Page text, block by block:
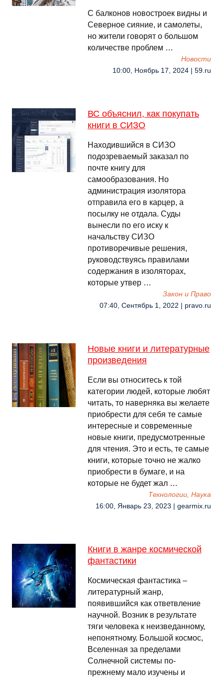
С балконов новостроек видны и
Северное сияние, и самолеты,
но жители говорят о большом
количестве проблем …
Новости
10:00, Ноябрь 17, 2024 | 59.ru
ВС объяснил, как покупать
книги в СИЗО
Находившийся в СИЗО
подозреваемый заказал по
почте книгу для
самообразования. Но
администрация изолятора
отправила его в карцер, а
посылку не отдала. Суды
вынесли по его иску к
начальству СИЗО
противоречивые решения,
руководствуясь правилами
содержания в изоляторах,
которые утвер …
Закон и Право
07:40, Сентябрь 1, 2022 | pravo.ru
Новые книги и литературные
произведения
Если вы относитесь к той
категории людей, которые любят
читать, то наверняка вы желаете
приобрести для себя те самые
интересные и современные
новые книги, предусмотренные
для чтения. Это и есть, те самые
книги, которые точно не жалко
приобрести в бумаге, и на
которые не будет жал …
Технологии, Наука
16:00, Январь 23, 2023 | gearmix.ru
Книги в жанре космической
фантастики
Космическая фантастика –
литературный жанр,
появившийся как ответвление
научной. Возник в результате
тяги человека к неизведанному,
непонятному. Большой космос,
Вселенная за пределами
Солнечной системы по-
прежнему мало изучены и